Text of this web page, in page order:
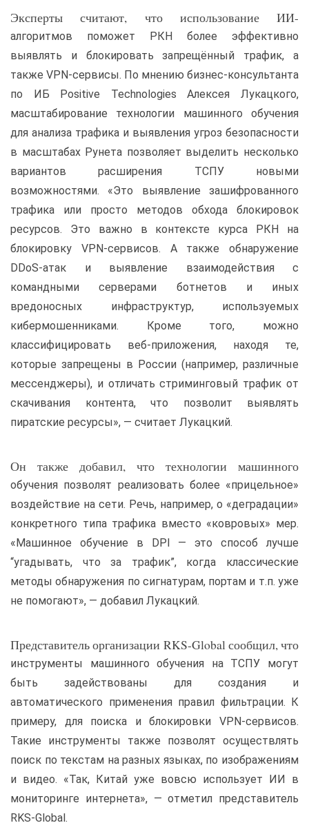
Эксперты считают, что использование ИИ-
алгоритмов поможет РКН более эффективно
выявлять и блокировать запрещённый трафик, а
также VPN-сервисы. По мнению бизнес-консультанта
по ИБ Positive Technologies Алексея Лукацкого,
масштабирование технологии машинного обучения
для анализа трафика и выявления угроз безопасности
в масштабах Рунета позволяет выделить несколько
вариантов расширения ТСПУ новыми
возможностями. «Это выявление зашифрованного
трафика или просто методов обхода блокировок
ресурсов. Это важно в контексте курса РКН на
блокировку VPN-сервисов. А также обнаружение
DDoS-атак и выявление взаимодействия с
командными серверами ботнетов и иных
вредоносных инфраструктур, используемых
кибермошенниками. Кроме того, можно
классифицировать веб-приложения, находя те,
которые запрещены в России (например, различные
мессенджеры), и отличать стриминговый трафик от
скачивания контента, что позволит выявлять
пиратские ресурсы», — считает Лукацкий.
Он также добавил, что технологии машинного
обучения позволят реализовать более «прицельное»
воздействие на сети. Речь, например, о «деградации»
конкретного типа трафика вместо «ковровых» мер.
«Машинное обучение в DPI — это способ лучше
“угадывать, что за трафик”, когда классические
методы обнаружения по сигнатурам, портам и т.п. уже
не помогают», — добавил Лукацкий.
Представитель организации RKS-Global сообщил, что
инструменты машинного обучения на ТСПУ могут
быть задействованы для создания и
автоматического применения правил фильтрации. К
примеру, для поиска и блокировки VPN-сервисов.
Такие инструменты также позволят осуществлять
поиск по текстам на разных языках, по изображениям
и видео. «Так, Китай уже вовсю использует ИИ в
мониторинге интернета», — отметил представитель
RKS-Global.